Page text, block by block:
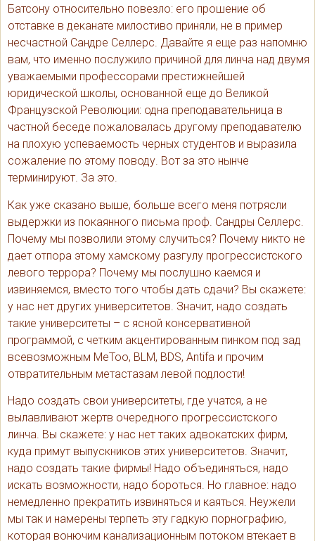
Батсону относительно повезло: его прошение об
отставке в деканате милостиво приняли, не в пример
несчастной Сандре Селлерс. Давайте я еще раз напомню
вам, что именно послужило причиной для линча над двумя
уважаемыми профессорами престижнейшей
юридической школы, основанной еще до Великой
Французской Революции: одна преподавательница в
частной беседе пожаловалась другому преподавателю
на плохую успеваемость черных студентов и выразила
сожаление по этому поводу. Вот за это нынче
терминируют. За это.
Как уже сказано выше, больше всего меня потрясли
выдержки из покаянного письма проф. Сандры Селлерс.
Почему мы позволили этому случиться? Почему никто не
дает отпора этому хамскому разгулу прогрессистского
левого террора? Почему мы послушно каемся и
извиняемся, вместо того чтобы дать сдачи? Вы скажете:
у нас нет других университетов. Значит, надо создать
такие университеты – с ясной консервативной
программой, с четким акцентированным пинком под зад
всевозможным MeToo, BLM, BDS, Antifa и прочим
отвратительным метастазам левой подлости!
Надо создать свои университеты, где учатся, а не
вылавливают жертв очередного прогрессистского
линча. Вы скажете: у нас нет таких адвокатских фирм,
куда примут выпускников этих университетов. Значит,
надо создать такие фирмы! Надо объединяться, надо
искать возможности, надо бороться. Но главное: надо
немедленно прекратить извиняться и каяться. Неужели
мы так и намерены терпеть эту гадкую порнографию,
которая вонючим канализационным потоком втекает в